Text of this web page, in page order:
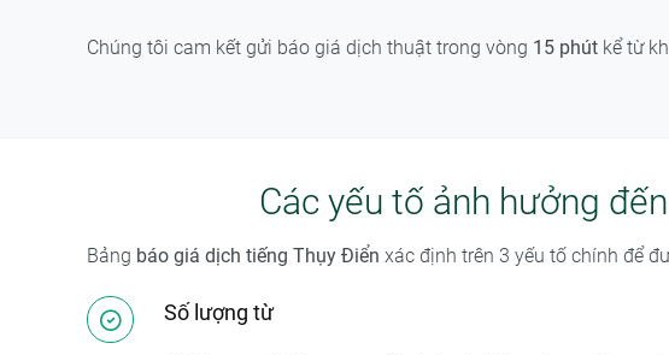
Chúng tôi cam kết gửi báo giá dịch thuật trong vòng 15 phút kể từ
Các yếu tố ảnh hưởng
Bảng báo giá dịch tiếng Thụy Điển xác định trên 3 yếu tố chính để
Số lượng từ